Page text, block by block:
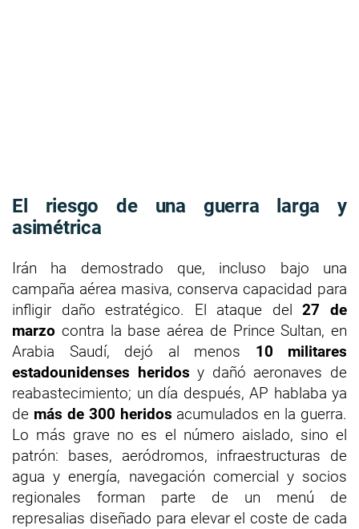
El riesgo de una guerra larga y
asimétrica
Irán ha demostrado que, incluso bajo una
campaña aérea masiva, conserva capacidad para
infligir daño estratégico. El ataque del27 de
marzo contra la base aérea de Prince Sultan, en
Arabia Saudí, dejó al menos 10 militares
estadounidenses heridos y dañó aeronaves de
reabastecimiento; un día después, AP hablaba ya
de más de 300 heridos acumulados en la guerra.
Lo más grave no es el número aislado, sino el
patrón: bases, aeródromos, infraestructuras de
agua y energía, navegación comercial y socios
regionales forman parte de un menú de
represalias diseñado para elevar el coste de cada